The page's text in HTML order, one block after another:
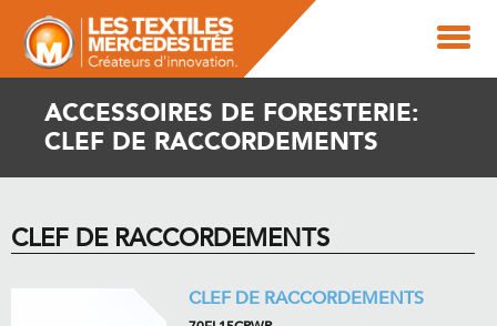
ACCESSOIRES DE FORESTERIE:
CLEF DE RACCORDEMENTS
CLEF DE RACCORDEMENTS
CLEF DE RACCORDEMENTS